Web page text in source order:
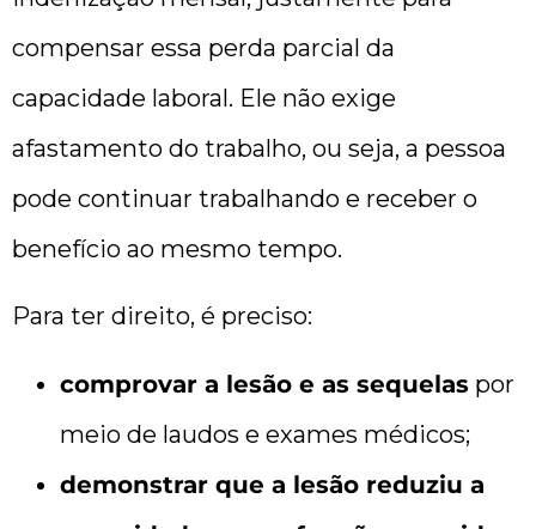
compensar essa perda parcial da
capacidade laboral. Ele não exige
afastamento do trabalho, ou seja, a pessoa
pode continuar trabalhando e receber o
benefício ao mesmo tempo.
Para ter direito, é preciso:
comprovar a lesão e as sequelas por
meio de laudos e exames médicos;
demonstrar que a lesão reduziu a